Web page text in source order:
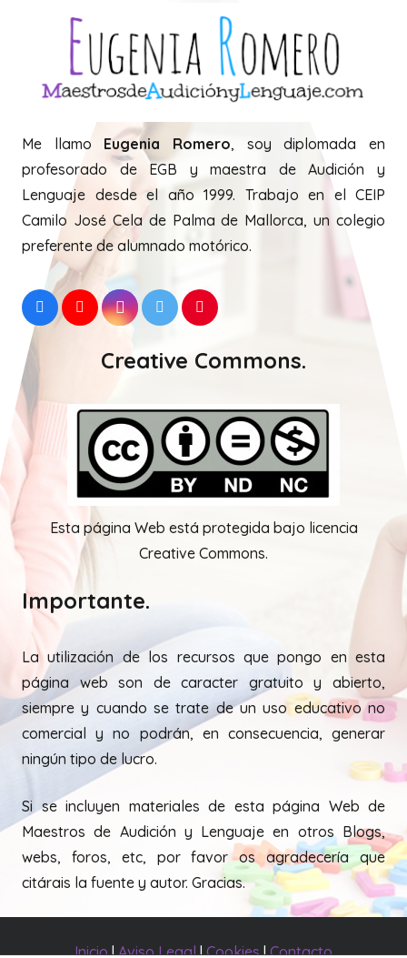
Me llamo Eugenia Romero, soy diplomada en
profesorado de EGB y maestra de Audición y
Lenguaje desde el año 1999. Trabajo en el CEIP
Camilo José Cela de Palma de Mallorca, un colegio
preferente de alumnado motórico.
Creative Commons.
Esta página Web está protegida bajo licencia
Creative Commons.
Importante.
La utilización de los recursos que pongo en esta
página web son de caracter gratuito y abierto,
siempre y cuando se trate de un uso educativo no
comercial y no podrán, en consecuencia, generar
ningún tipo de lucro.
Si se incluyen materiales de esta página Web de
Maestros de Audición y Lenguaje en otros Blogs,
webs, foros, etc, por favor os agradecería que
citárais la fuente y autor. Gracias.
Inicio|Aviso Legal|Cookies|Contacto